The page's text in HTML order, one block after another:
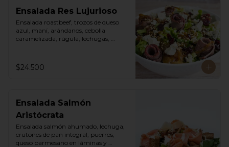
Ensalada Res Lujurioso
Ensalada roastbeef, trozos de queso
azul, maní, arándanos, cebolla
caramelizada, rúgula, lechugas,
$24.500
Ensalada Salmón
Aristócrata
Ensalada salmón ahumado, lechuga,
crutones de pan integral, puerros,
queso parmesano en láminas y